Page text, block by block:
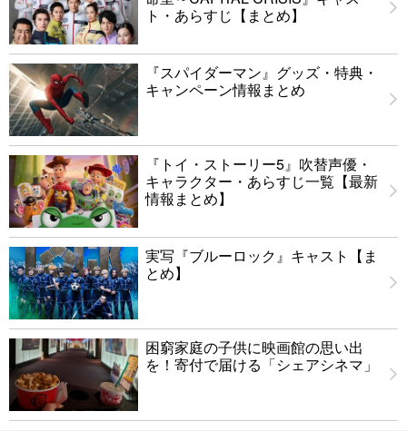
ト・あらすじ【まとめ】
『スパイダーマン』グッズ・特典・
キャンペーン情報まとめ
『トイ・ストーリー5』吹替声優・
キャラクター・あらすじ一覧【最新
情報まとめ】
実写『ブルーロック』キャスト【ま
とめ】
困窮家庭の子供に映画館の思い出
を！寄付で届ける「シェアシネマ」